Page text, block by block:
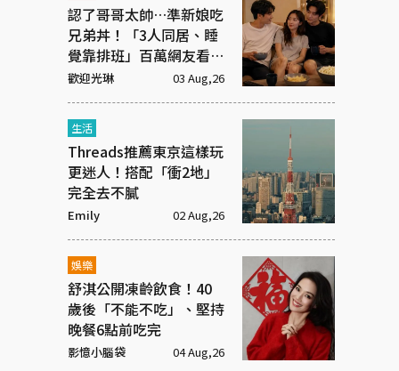
認了哥哥太帥…準新娘吃
兄弟丼！「3人同居、睡
覺靠排班」百萬網友看傻
眼
歡迎光琳 03 Aug,26
生活
Threads推薦東京這樣玩
更迷人！搭配「衝2地」
完全去不膩
Emily 02 Aug,26
娛樂
舒淇公開凍齡飲食！40
歲後「不能不吃」、堅持
晚餐6點前吃完
影憶小腦袋 04 Aug,26